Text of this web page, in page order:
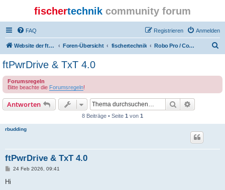
fischertechnik community forum
FAQ Anmelden
Registrieren
Website der ftcommunity Foren-Übersicht fischertechnik Robo Pro / Computing / Software
e
ftPwrDrive & TxT 4.0
Forumsregeln
Bitte beachte die Forumsregeln!
Antworten Suche
8 Beiträge • Seite 1 von 1
rbudding
ftPwrDrive & TxT 4.0
B24 Feb 2026, 09:41
Hi